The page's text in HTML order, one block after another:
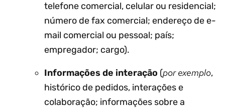
telefone comercial, celular ou residencial;
número de fax comercial; endereço de e-
mail comercial ou pessoal; país;
empregador; cargo).
Informações de interação (por exemplo,
histórico de pedidos, interações e
colaboração; informações sobre a